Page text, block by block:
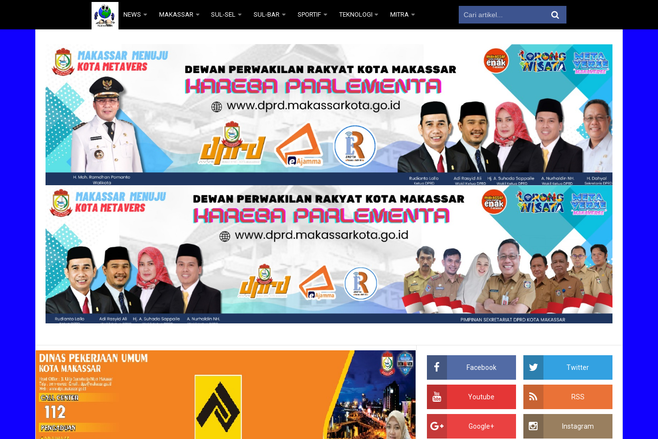
. NEWS MAKASSAR SUL-SEL SUL-BAR SPORTIF TEKNOLOGI MITRA
Facebook Twitter
Youtube RSS
Google+ Instagram